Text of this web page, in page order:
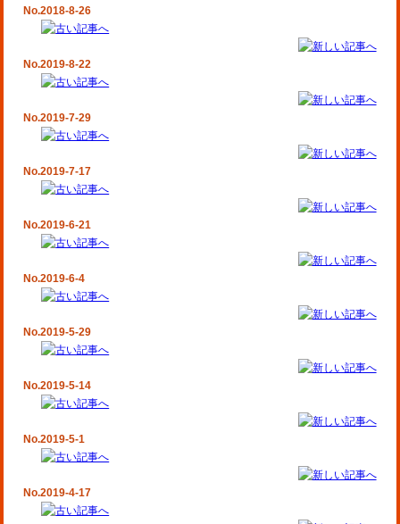
No.2018-8-26
No.2019-8-22
No.2019-7-29
No.2019-7-17
No.2019-6-21
No.2019-6-4
No.2019-5-29
No.2019-5-14
No.2019-5-1
No.2019-4-17